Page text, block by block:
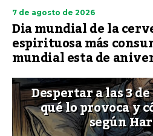
7 de agosto de 2026
Dia mundial de la
espirituosa más
mundial esta de
Despertar a las 3
qué lo provoca y
según